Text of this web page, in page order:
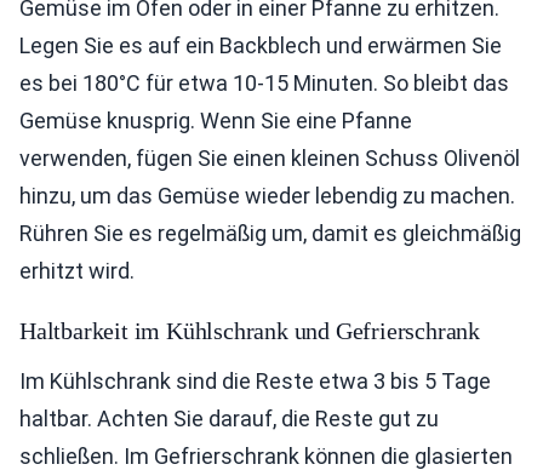
Gemüse im Ofen oder in einer Pfanne zu erhitzen.
Legen Sie es auf ein Backblech und erwärmen Sie
es bei 180°C für etwa 10-15 Minuten. So bleibt das
Gemüse knusprig. Wenn Sie eine Pfanne
verwenden, fügen Sie einen kleinen Schuss Olivenöl
hinzu, um das Gemüse wieder lebendig zu machen.
Rühren Sie es regelmäßig um, damit es gleichmäßig
erhitzt wird.
Haltbarkeit im Kühlschrank und Gefrierschrank
Im Kühlschrank sind die Reste etwa 3 bis 5 Tage
haltbar. Achten Sie darauf, die Reste gut zu
schließen. Im Gefrierschrank können die glasierten